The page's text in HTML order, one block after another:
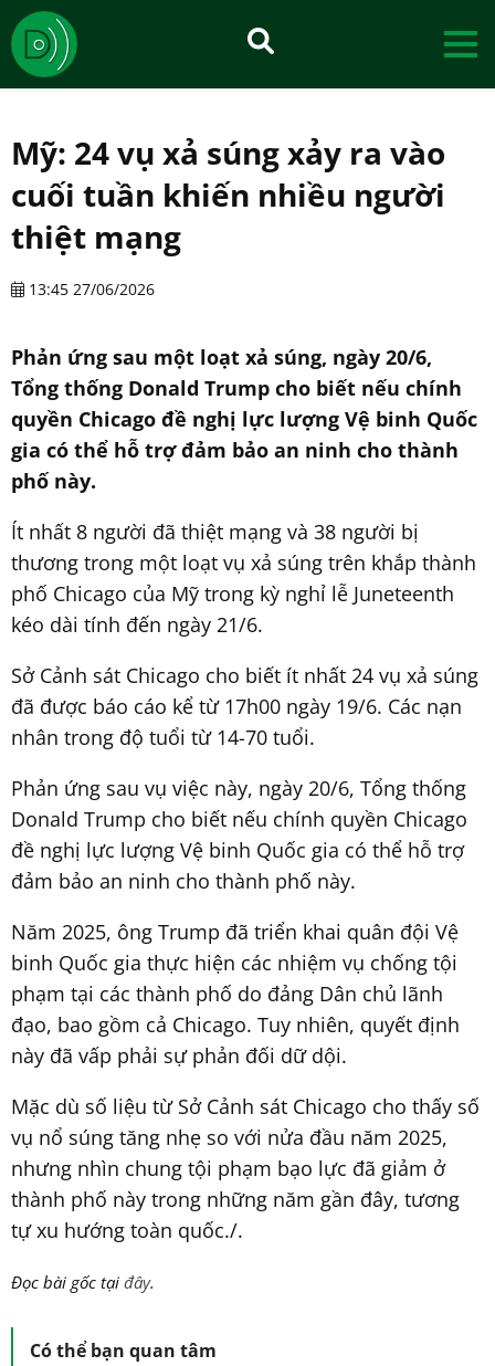
Mỹ: 24 vụ xả súng xảy ra vào
cuối tuần khiến nhiều người
thiệt mạng
13:45 27/06/2026
Phản ứng sau một loạt xả súng, ngày 20/6,
Tổng thống Donald Trump cho biết nếu chính
quyền Chicago đề nghị lực lượng Vệ binh Quốc
gia có thể hỗ trợ đảm bảo an ninh cho thành
phố này.
Ít nhất 8 người đã thiệt mạng và 38 người bị
thương trong một loạt vụ xả súng trên khắp thành
phố Chicago của Mỹ trong kỳ nghỉ lễ Juneteenth
kéo dài tính đến ngày 21/6.
Sở Cảnh sát Chicago cho biết ít nhất 24 vụ xả súng
đã được báo cáo kể từ 17h00 ngày 19/6. Các nạn
nhân trong độ tuổi từ 14-70 tuổi.
Phản ứng sau vụ việc này, ngày 20/6, Tổng thống
Donald Trump cho biết nếu chính quyền Chicago
đề nghị lực lượng Vệ binh Quốc gia có thể hỗ trợ
đảm bảo an ninh cho thành phố này.
Năm 2025, ông Trump đã triển khai quân đội Vệ
binh Quốc gia thực hiện các nhiệm vụ chống tội
phạm tại các thành phố do đảng Dân chủ lãnh
đạo, bao gồm cả Chicago. Tuy nhiên, quyết định
này đã vấp phải sự phản đối dữ dội.
Mặc dù số liệu từ Sở Cảnh sát Chicago cho thấy số
vụ nổ súng tăng nhẹ so với nửa đầu năm 2025,
nhưng nhìn chung tội phạm bạo lực đã giảm ở
thành phố này trong những năm gần đây, tương
tự xu hướng toàn quốc./.
Đọc bài gốc tại đây.
Có thể bạn quan tâm